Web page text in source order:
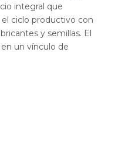
integral que
ciclo productivo con
y semillas. El
un vínculo de